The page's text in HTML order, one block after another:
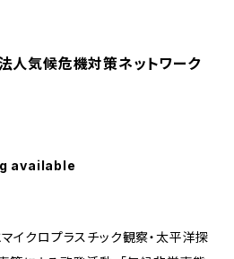
法人気候危機対策ネットワーク
available
イクロプラスチック観察・太平洋探